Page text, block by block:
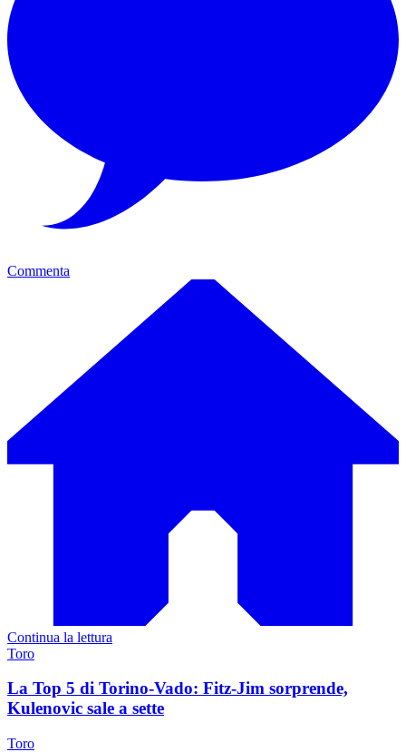
Commenta
Continua la lettura
Toro
La Top 5 di Torino-Vado: Fitz-Jim sorprende,
Kulenovic sale a sette
Toro